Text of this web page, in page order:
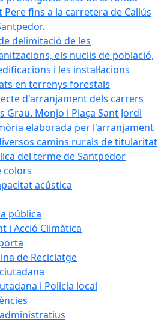
Pere fins a la carretera de Callús
delimitació de les
els nuclis de població,
i les instal·lacions
en terrenys forestals
d'arranjament dels carrers
Grau. Monjo i Plaça Sant Jordi
elaborada per l'arranjament
camins rurals de titularitat
del terme de Santpedor
colors
acústica
pública
i Acció Climàtica
de Reciclatge
i Policia local